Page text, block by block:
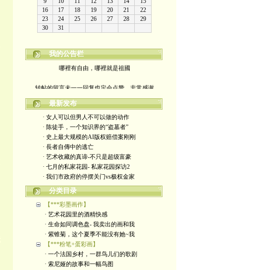
我的公告栏
哪裡有自由，哪裡就是祖國
yimengling53@yahoo.com
有意收藏者请私信我，感谢一贯支持
政治转载不一定代表本人意见
艺术博客：https://yimengl.blog
目录中标注星号的为本人艺术原创
最新发布
· 女人可以但男人不可以做的动作
· 陈徒手，一个知识界的“盗墓者”
· 史上最大规模的AI版权赔偿案刚刚
· 長者自傳中的逃亡
· 艺术收藏的真谛-不只是超级富豪
· 七月的私家花园- 私家花园探访2
· 我们市政府的停摆关门vs极权金家
分类目录
【***彩墨画作】
· 艺术花园里的酒精快感
· 生命如同调色盘- 我卖出的画和我
· 紫锥菊，这个夏季不能没有她~我
【***粉笔+蛋彩画】
· 一个法国乡村，一群鸟儿们的歌剧
· 索尼娅的故事和一幅鸟图